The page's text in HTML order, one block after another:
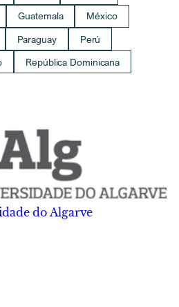
Guatemala
México
Paraguay
Perú
República Dominicana
do Algarve